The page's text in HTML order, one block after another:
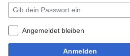
Angemeldet bleiben
Anmelden